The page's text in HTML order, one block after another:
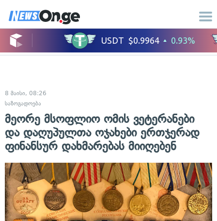
8 მაისი, 08:26
საზოგადოება
მეორე მსოფლიო ომის ვეტერანები
და დაღუპულთა ოჯახები ერთჯერად
ფინანსურ დახმარებას მიიღებენ